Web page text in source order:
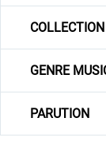
GENRE
PARUTION